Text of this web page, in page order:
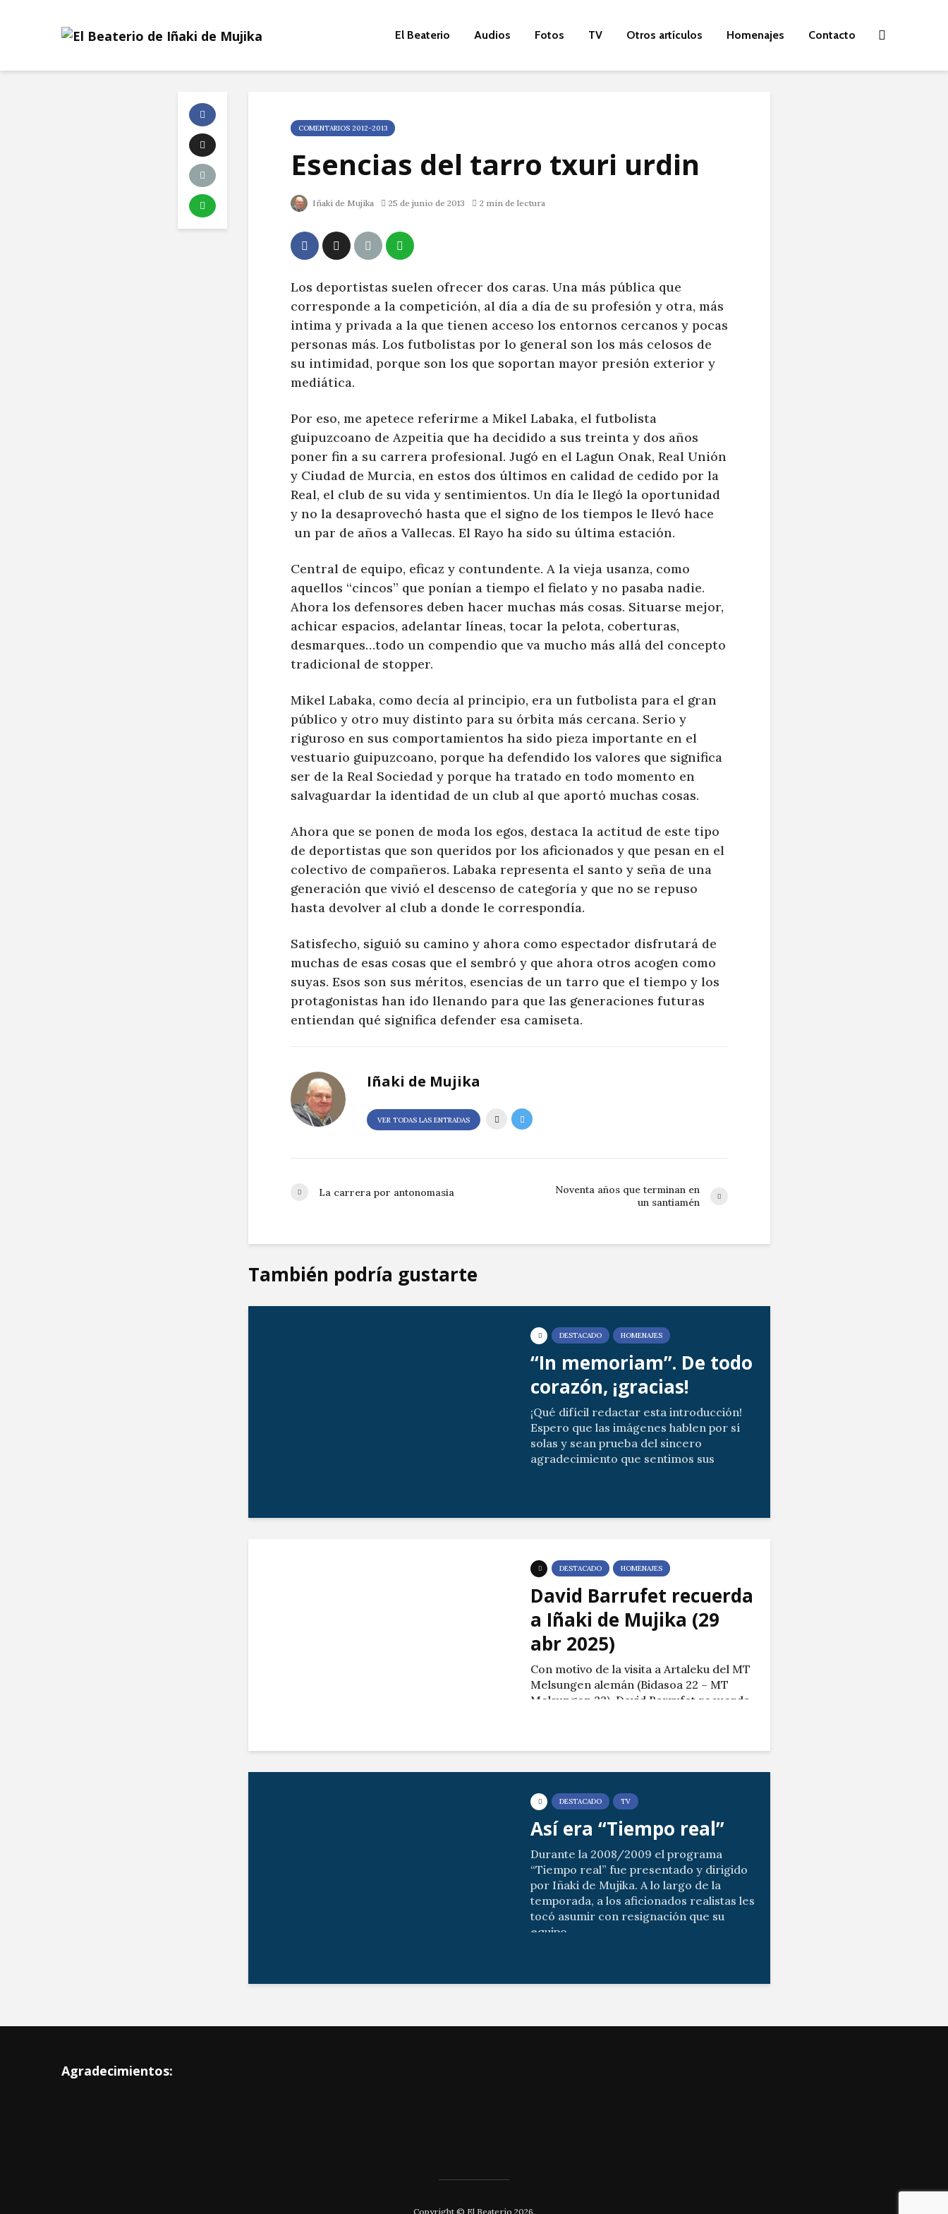
El Beaterio Audios Fotos TV Otros artículos Homenajes Contacto
COMENTARIOS 2012-2013
Esencias del tarro txuri urdin
Iñaki de Mujika 25 de junio de 2013 2 min de lectura
Los deportistas suelen ofrecer dos caras. Una más pública que
corresponde a la competición, al día a día de su profesión y otra, más
intima y privada a la que tienen acceso los entornos cercanos y pocas
personas más. Los futbolistas por lo general son los más celosos de
su intimidad, porque son los que soportan mayor presión exterior y
mediática.
Por eso, me apetece referirme a Mikel Labaka, el futbolista
guipuzcoano de Azpeitia que ha decidido a sus treinta y dos años
poner fin a su carrera profesional. Jugó en el Lagun Onak, Real Unión
y Ciudad de Murcia, en estos dos últimos en calidad de cedido por la
Real, el club de su vida y sentimientos. Un día le llegó la oportunidad
y no la desaprovechó hasta que el signo de los tiempos le llevó hace
un par de años a Vallecas. El Rayo ha sido su última estación.
Central de equipo, eficaz y contundente. A la vieja usanza, como
aquellos “cincos” que ponían a tiempo el fielato y no pasaba nadie.
Ahora los defensores deben hacer muchas más cosas. Situarse mejor,
achicar espacios, adelantar líneas, tocar la pelota, coberturas,
desmarques…todo un compendio que va mucho más allá del concepto
tradicional de stopper.
Mikel Labaka, como decía al principio, era un futbolista para el gran
público y otro muy distinto para su órbita más cercana. Serio y
riguroso en sus comportamientos ha sido pieza importante en el
vestuario guipuzcoano, porque ha defendido los valores que significa
ser de la Real Sociedad y porque ha tratado en todo momento en
salvaguardar la identidad de un club al que aportó muchas cosas.
Ahora que se ponen de moda los egos, destaca la actitud de este tipo
de deportistas que son queridos por los aficionados y que pesan en el
colectivo de compañeros. Labaka representa el santo y seña de una
generación que vivió el descenso de categoría y que no se repuso
hasta devolver al club a donde le correspondía.
Satisfecho, siguió su camino y ahora como espectador disfrutará de
muchas de esas cosas que el sembró y que ahora otros acogen como
suyas. Esos son sus méritos, esencias de un tarro que el tiempo y los
protagonistas han ido llenando para que las generaciones futuras
entiendan qué significa defender esa camiseta.
Iñaki de Mujika
VER TODAS LAS ENTRADAS
La carrera por antonomasia
Noventa años que terminan en
un santiamén
También podría gustarte
DESTACADO HOMENAJES
“In memoriam”. De todo
corazón, ¡gracias!
¡Qué difícil redactar esta introducción!
Espero que las imágenes hablen por sí
solas y sean prueba del sincero
agradecimiento que sentimos sus
DESTACADO HOMENAJES
David Barrufet recuerda
a Iñaki de Mujika (29
abr 2025)
Con motivo de la visita a Artaleku del MT
Melsungen alemán (Bidasoa 22 – MT
Melsungen 32), David Barrufet recuerda
DESTACADO TV
Así era “Tiempo real”
Durante la 2008/2009 el programa
“Tiempo real” fue presentado y dirigido
por Iñaki de Mujika. A lo largo de la
temporada, a los aficionados realistas les
tocó asumir con resignación que su
equipo...
Agradecimientos:
Copyright © El Beaterio 2026.